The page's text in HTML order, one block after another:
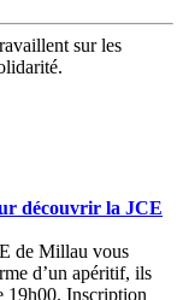
sur les
découvrir la JCE
de Millau vous
d’un apéritif, ils
19h00. Inscription